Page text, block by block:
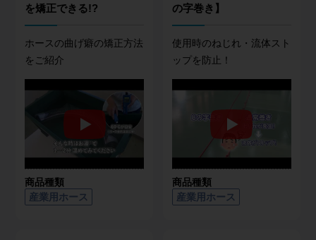
を矯正できる!?
ホースの曲げ癖の矯正方法
をご紹介
商品種類
産業用ホース
の字巻き】
使用時のねじれ・流体スト
ップを防止！
商品種類
産業用ホース